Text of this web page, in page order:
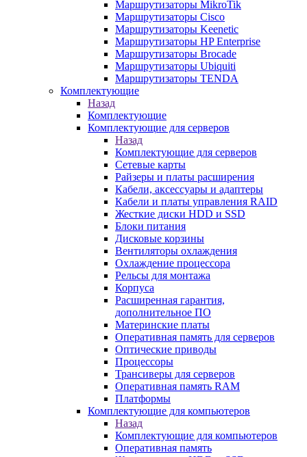
Маршрутизаторы MikroTik
Маршрутизаторы Cisco
Маршрутизаторы Keenetic
Маршрутизаторы HP Enterprise
Маршрутизаторы Brocade
Маршрутизаторы Ubiquiti
Маршрутизаторы TENDA
Комплектующие
Назад
Комплектующие
Комплектующие для серверов
Назад
Комплектующие для серверов
Сетевые карты
Райзеры и платы расширения
Кабели, аксессуары и адаптеры
Кабели и платы управления RAID
Жесткие диски HDD и SSD
Блоки питания
Дисковые корзины
Вентиляторы охлаждения
Охлаждение процессора
Рельсы для монтажа
Корпуса
Расширенная гарантия,
дополнительное ПО
Материнские платы
Оперативная память для серверов
Оптические приводы
Процессоры
Трансиверы для серверов
Оперативная память RAM
Платформы
Комплектующие для компьютеров
Назад
Комплектующие для компьютеров
Оперативная память